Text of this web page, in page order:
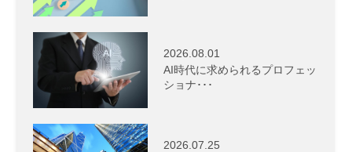
2026.08.01
AI時代に求められるプロフェッ
ショナ･･･
2026.07.25